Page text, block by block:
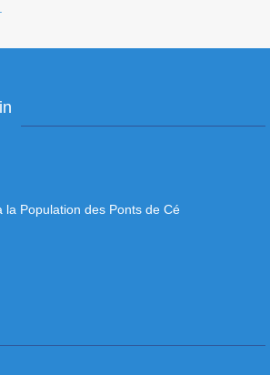
la Population des Ponts de Cé